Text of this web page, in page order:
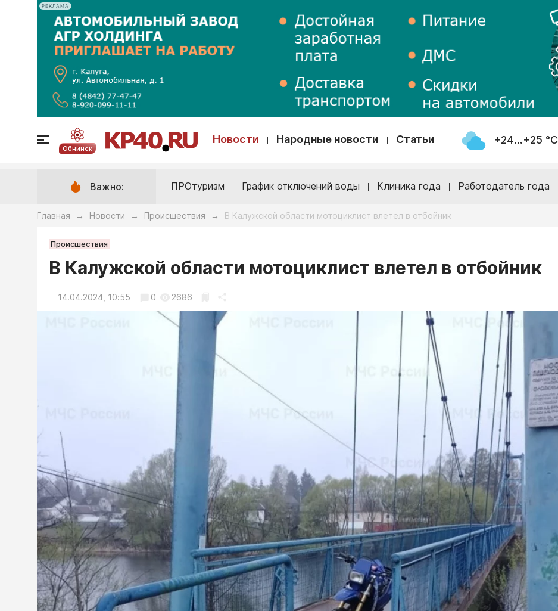
РЕКЛАМА
Обнинск
Новости Народные новости Статьи +24...+25 °С
Важно: ПРОтуризм График отключений воды Клиника года Работодатель года
Главная → Новости → Происшествия → В Калужской области мотоциклист влетел в отбойник
Происшествия
В Калужской области мотоциклист влетел в отбойник
14.04.2024, 10:55 0 2686